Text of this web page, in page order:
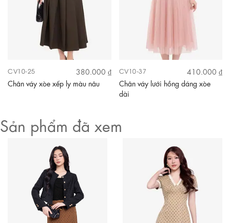
CV10-25
380.000 ₫
Chân váy xòe xếp ly màu nâu
CV10-37
410.000 ₫
Chân váy lưới hồng dáng xòe
dài
Sản phẩm đã xem